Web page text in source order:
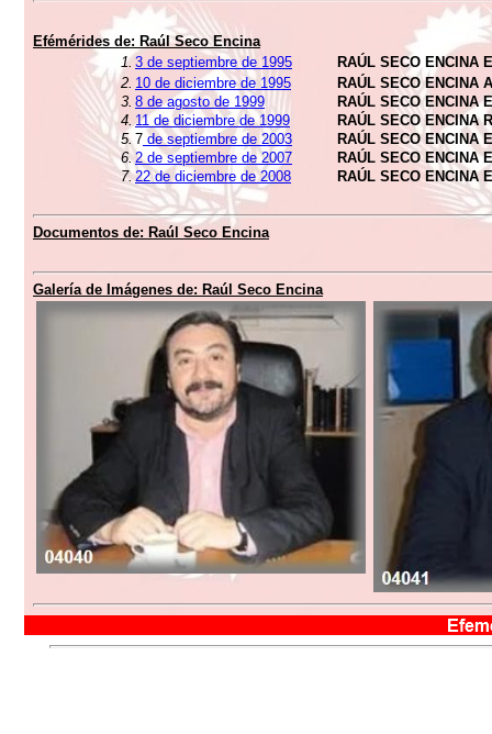
Efémérides de: Raúl Seco Encina
1. 3 de septiembre de 1995
RAÚL SECO ENCINA
2. 10 de diciembre de 1995
RAÚL SECO ENCINA
3. 8 de agosto de 1999
RAÚL SECO ENCINA
4. 11 de diciembre de 1999
RAÚL SECO ENCINA
5. 7 de septiembre de 2003
RAÚL SECO ENCINA
6. 2 de septiembre de 2007
RAÚL SECO ENCINA
7.22 de diciembre de 2008 RAÚL SECO ENCINA
Documentos de: Raúl Seco Encina
Galería de Imágenes de: Raúl Seco Encina